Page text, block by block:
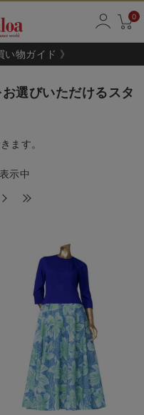
0
物ガイド 》
選びいただけるスタ
ます。
示中